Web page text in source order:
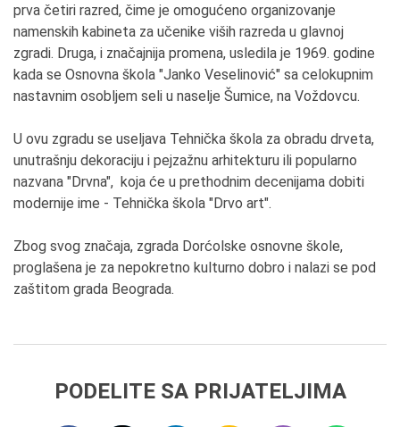
prva četiri razred, čime je omogućeno organizovanje
namenskih kabineta za učenike viših razreda u glavnoj
zgradi. Druga, i značajnija promena, usledila je 1969. godine
kada se Osnovna škola "Janko Veselinović" sa celokupnim
nastavnim osobljem seli u naselje Šumice, na Voždovcu.
U ovu zgradu se useljava Tehnička škola za obradu drveta,
unutrašnju dekoraciju i pejzažnu arhitekturu ili popularno
nazvana "Drvna", koja će u prethodnim decenijama dobiti
modernije ime - Tehnička škola "Drvo art".
Zbog svog značaja, zgrada Dorćolske osnovne škole,
proglašena je za nepokretno kulturno dobro i nalazi se pod
zaštitom grada Beograda.
PODELITE SA PRIJATELJIMA